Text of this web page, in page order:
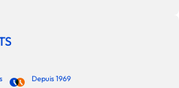
Depuis 1969